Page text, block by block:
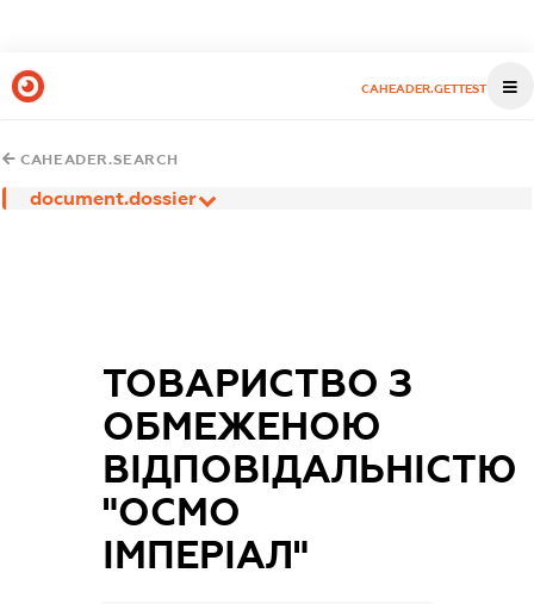
CAHEADER.GETTEST
CAHEADER.SEARCH
document.dossier
ТОВАРИСТВО З
ОБМЕЖЕНОЮ
ВІДПОВІДАЛЬНІСТЮ
"ОСМО
ІМПЕРІАЛ"